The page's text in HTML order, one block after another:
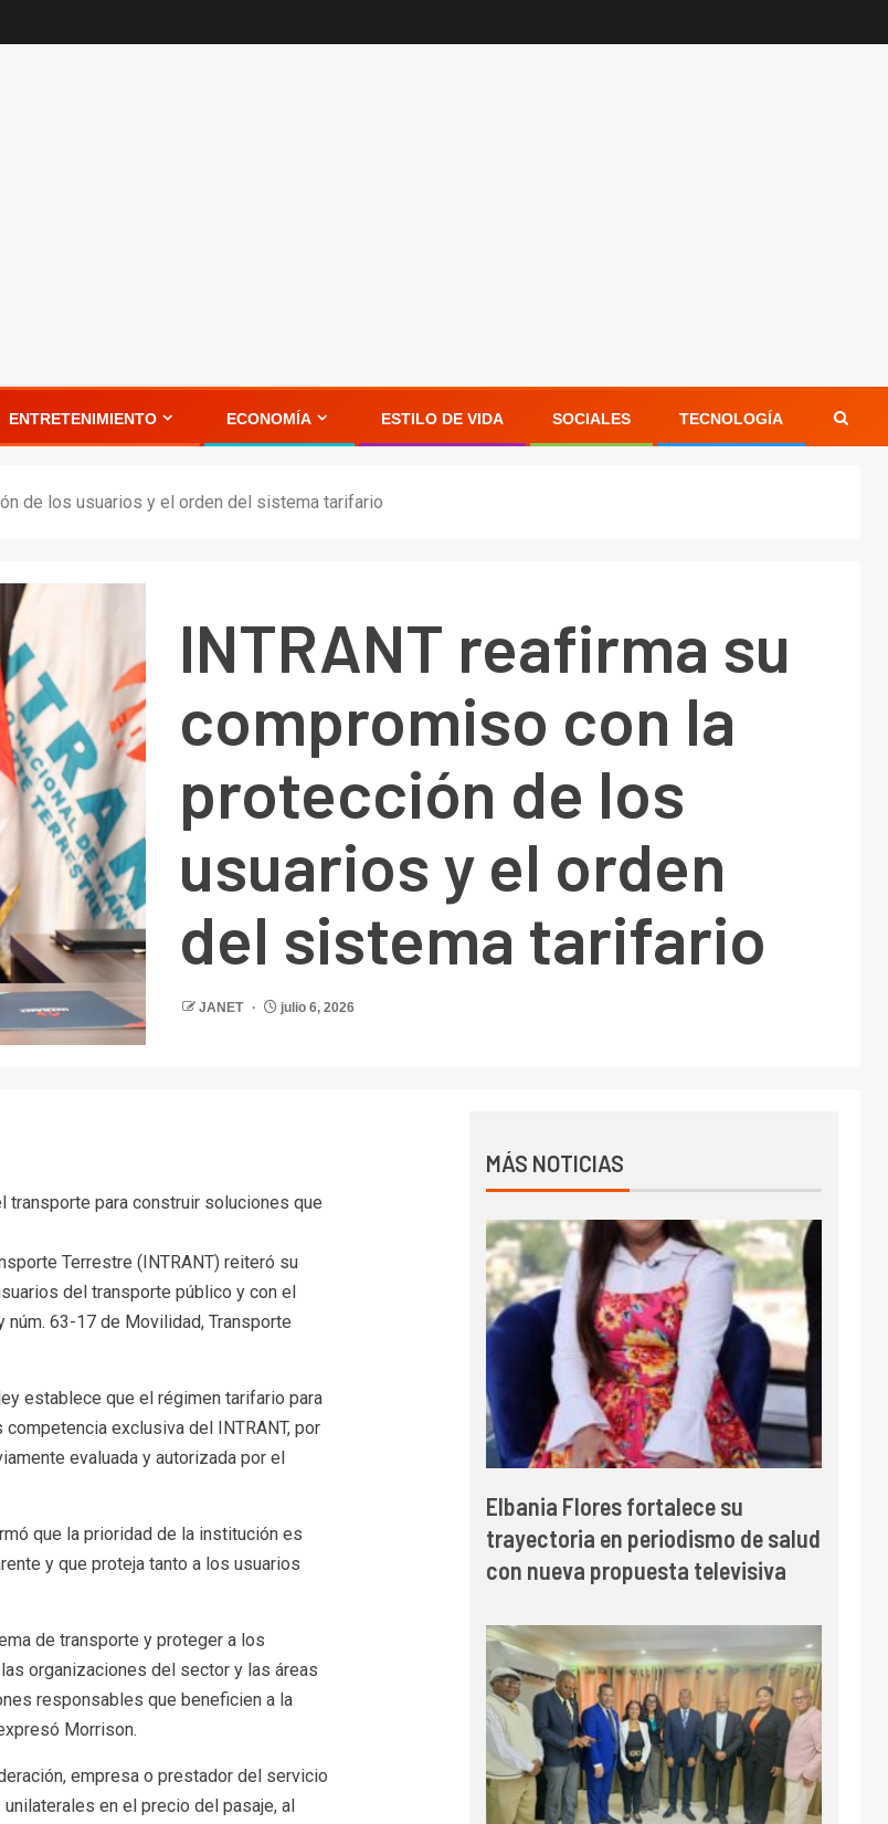
ENTRETENIMIENTO ECONOMÍA ESTILO DE VIDA SOCIALES TECNOLOGÍA
de los usuarios y el orden del sistema tarifario
INTRANT reafirma su
compromiso con la
protección de los
usuarios y el orden
del sistema tarifario
JANET julio 6, 2026
transporte para construir soluciones que
Terrestre (INTRANT) reiteró su
del transporte público y con el
63-17 de Movilidad, Transporte
establece que el régimen tarifario para
exclusiva del INTRANT, por
evaluada y autorizada por el
que la prioridad de la institución es
y que proteja tanto a los usuarios
de transporte y proteger a los
organizaciones del sector y las áreas
responsables que beneficien a la
Morrison.
empresa o prestador del servicio
en el precio del pasaje, al
MÁS NOTICIAS
Elbania Flores fortalece su
trayectoria en periodismo de salud
con nueva propuesta televisiva